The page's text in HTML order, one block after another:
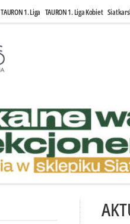
TAURON 1. Liga TAURON 1. Liga Kobiet